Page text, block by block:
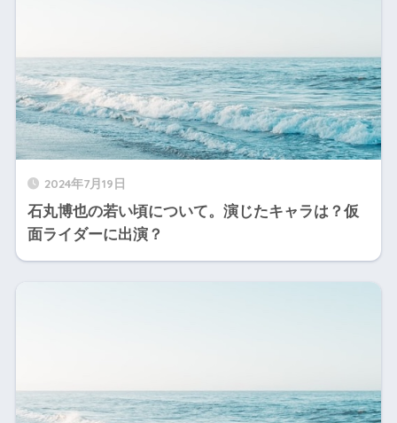
2024年7月19日
石丸博也の若い頃について。演じたキャラは？仮
面ライダーに出演？